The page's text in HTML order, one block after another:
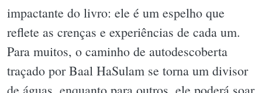
impactante do livro: ele é um espelho que
reflete as crenças e experiências de cada um.
Para muitos, o caminho de autodescoberta
traçado por Baal HaSulam se torna um divisor